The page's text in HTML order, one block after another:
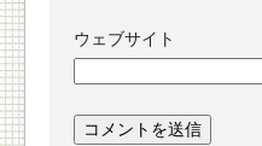
ウェブサイト